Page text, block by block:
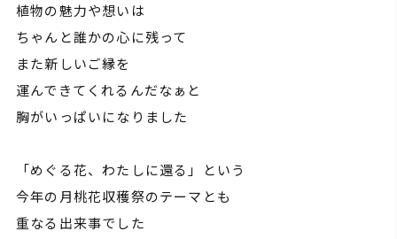
植物の魅力や想いは
ちゃんと誰かの心に残って
また新しいご縁を
運んできてくれるんだなぁと
胸がいっぱいになりました
「めぐる花、わたしに還る」という
今年の月桃花収穫祭のテーマとも
重なる出来事でした